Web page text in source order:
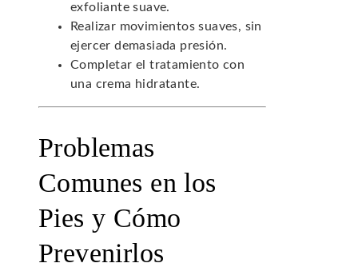
exfoliante suave.
Realizar movimientos suaves, sin
ejercer demasiada presión.
Completar el tratamiento con
una crema hidratante.
Problemas
Comunes en los
Pies y Cómo
Prevenirlos